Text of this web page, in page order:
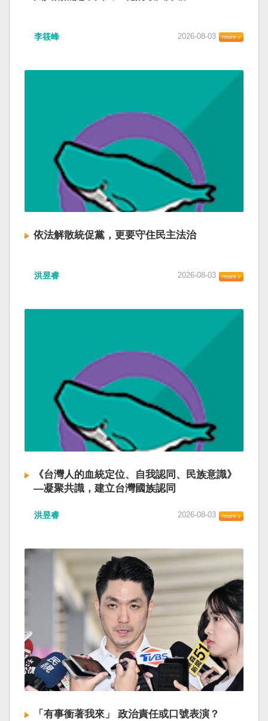
李筱峰 2026-08-03
依法解散統促黨，更要守住民主法治
洪昱睿 2026-08-03
《台灣人的血統定位、自我認同、民族意識》
—凝聚共識，建立台灣國族認同
洪昱睿 2026-08-03
「有事衝著我來」 政治責任或口號表演？